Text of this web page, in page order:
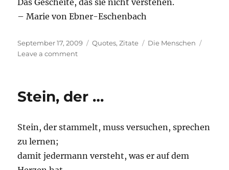
Das Gescheite, das sie nicht verstehen.
– Marie von Ebner-Eschenbach
Posted
on
September 17, 2009 Categories
Quotes,Zitate Tags
Die Menschen
Leave a commenton
…
Stein, der …
Stein, der stammelt, muss versuchen, sprechen
zu lernen;
damit jedermann versteht, was er auf dem